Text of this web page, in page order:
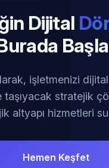
Dijital
işletmenizi
taşıyacak stratejik
altyapı hizmetleri
Hemen Keşfet